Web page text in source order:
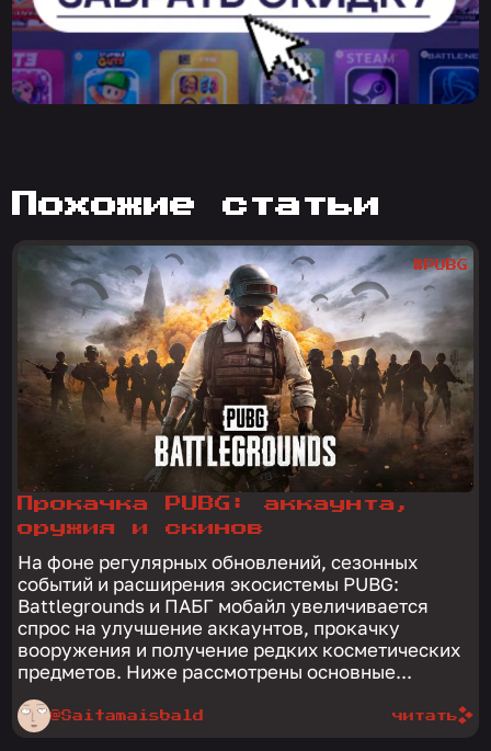
похожие статьи
Прокачка PUBG: аккаунта,
оружия и скинов
На фоне регулярных обновлений, сезонных
событий и расширения экосистемы PUBG:
Battlegrounds и ПАБГ мобайл увеличивается
спрос на улучшение аккаунтов, прокачку
вооружения и получение редких косметических
предметов. Ниже рассмотрены основные...
@Saitamaisbald
#PUBG
читать